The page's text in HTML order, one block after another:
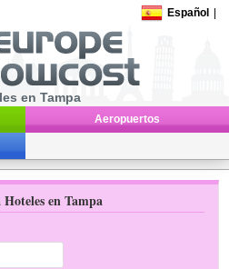
Español
en Tampa
Aeropuertos
en Tampa